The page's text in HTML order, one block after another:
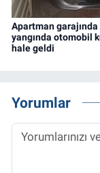
Apartman garajında
yangında otomobil
hale geldi
Yorumlar